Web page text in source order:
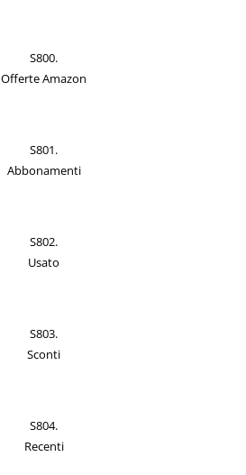
S800.
Offerte Amazon
S801.
Abbonamenti
S802.
Usato
S803.
Sconti
S804.
Recenti